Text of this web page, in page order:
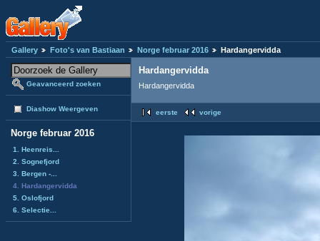
Gallery Foto's van Bastiaan Norge februar 2016 Hardangervidda
Geavanceerd zoeken
Diashow Weergeven
Norge februar 2016
1. Heenreis...
2. Sognefjord
3. Bergen -...
4. Hardangervidda
5. Oslofjord
6. Selectie...
Hardangervidda
Hardangervidda
eerste vorige